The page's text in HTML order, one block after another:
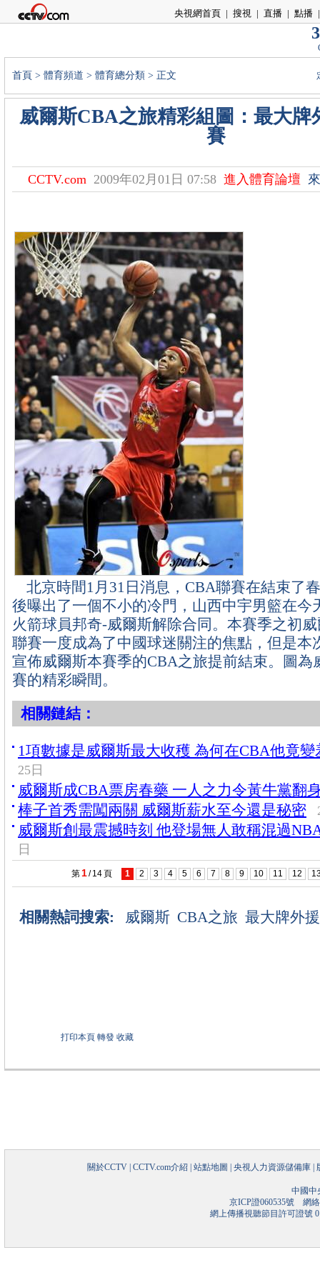
央視網首頁 | 搜視 | 直播 | 點播 |
首頁 > 體育頻道 > 體育總分類 > 正文
威爾斯CBA之旅精彩組圖：最大牌
賽
CCTV.com 2009年02月01日 07:58 進入體育論壇
北京時間1月31日消息，CBA聯賽在結束了
後曝出了一個不小的冷門，山西中宇男籃在今
火箭球員邦奇-威爾斯解除合同。本賽季之初
聯賽一度成為了中國球迷關注的焦點，但是本
宣佈威爾斯本賽季的CBA之旅提前結束。圖為
賽的精彩瞬間。
相關鏈結：
1項數據是威爾斯最大收穫 為何在CBA他竟變
25日
威爾斯成CBA票房春藥 一人之力令黃牛黨翻
棒子首秀需闖兩關 威爾斯薪水至今還是秘密
威爾斯創最震撼時刻 他登場無人敢稱混過
日
第 1/ 14頁 1 2 3 4 5 6 7 8 9 10 11 12
相關熱詞搜索: 威爾斯 CBA之旅 最大牌外援
打印本頁 轉發 收藏
關於CCTV CCTV.com介紹 站點地圖 央視人力資源儲備庫
中國中
京ICP證060535號網絡
網上傳播視聽節目許可證號